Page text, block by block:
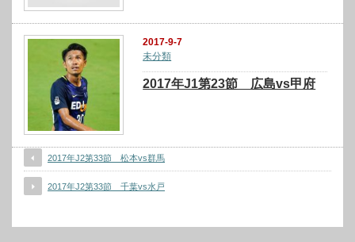
2017-9-7
未分類
2017年J1第23節 広島vs甲府
2017年J2第33節 松本vs群馬
2017年J2第33節 千葉vs水戸